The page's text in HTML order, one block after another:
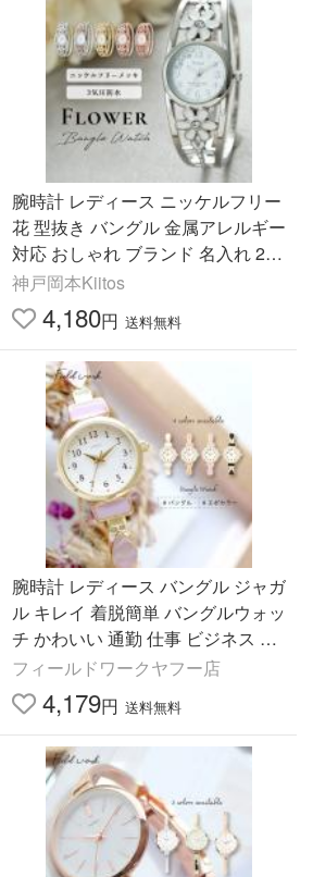
腕時計 レディース ニッケルフリー
花 型抜き バングル 金属アレルギー
対応 おしゃれ ブランド 名入れ 20
代 30代 40代 ギフト 1年間のメー
カー保証付き
神戸岡本Kiitos
4,180円 送料無料
腕時計 レディース バングル ジャガ
ル キレイ 着脱簡単 バングルウォッ
チ かわいい 通勤 仕事 ビジネス 送
料無料 高見え フィールドワーク ギ
フト
フィールドワークヤフー店
4,179円 送料無料